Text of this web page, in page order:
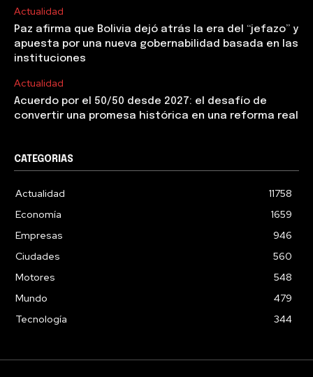
Actualidad
Paz afirma que Bolivia dejó atrás la era del “jefazo” y
apuesta por una nueva gobernabilidad basada en las
instituciones
Actualidad
Acuerdo por el 50/50 desde 2027: el desafío de
convertir una promesa histórica en una reforma real
CATEGORIAS
Actualidad
11758
Economía
1659
Empresas
946
Ciudades
560
Motores
548
Mundo
479
Tecnología
344